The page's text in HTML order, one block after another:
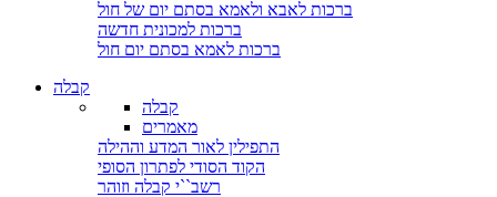
ברכות לאבא ולאמא בסתם יום של חול
ברכות למכונית חדשה
ברכות לאמא בסתם יום חול
קבלה
קבלה
מאמרים
התפילין לאור המדע וההילה
הקוד הסודי לפתרון הסופי
רשב``י קבלה וזוהר